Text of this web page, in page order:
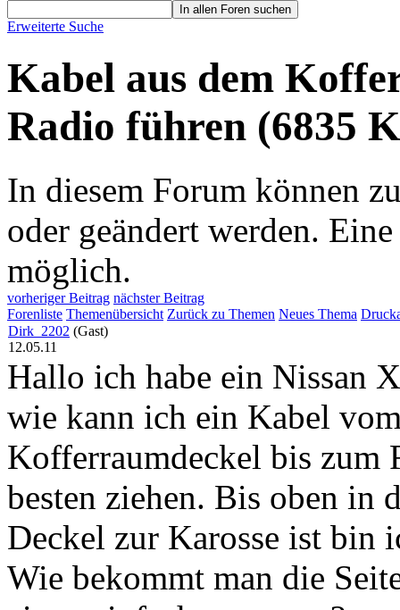
Erweiterte Suche
Kabel aus dem
Radio führen (6835
In diesem Forum können
oder geändert werden.
möglich.
vorheriger Beitrag nächster Beitrag
Forenliste Themenübersicht Zurück zu Themen Neues Thema
Dirk_2202 (Gast)
12.05.11
Hallo ich habe ein Nissan
wie kann ich ein Kabel
Kofferraumdeckel bis zum
besten ziehen. Bis oben in
Deckel zur Karosse ist bin
Wie bekommt man die